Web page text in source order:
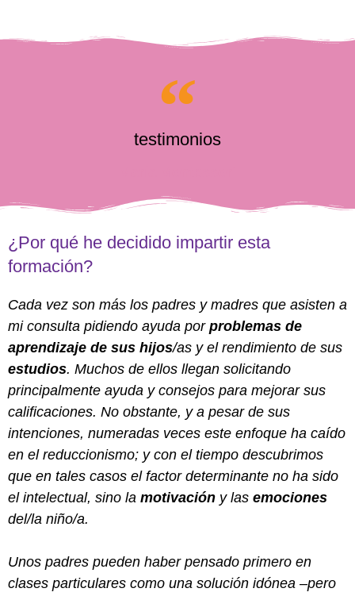
testimonios
¿Por qué he decidido impartir esta
formación?
Cada vez son más los padres y madres que asisten a
mi consulta pidiendo ayuda por problemas de
aprendizaje de sus hijos/as y el rendimiento de sus
estudios. Muchos de ellos llegan solicitando
principalmente ayuda y consejos para mejorar sus
calificaciones. No obstante, y a pesar de sus
intenciones, numeradas veces este enfoque ha caído
en el reduccionismo; y con el tiempo descubrimos
que en tales casos el factor determinante no ha sido
el intelectual, sino la motivación y las emociones
del/la niño/a.
Unos padres pueden haber pensado primero en
clases particulares como una solución idónea –pero